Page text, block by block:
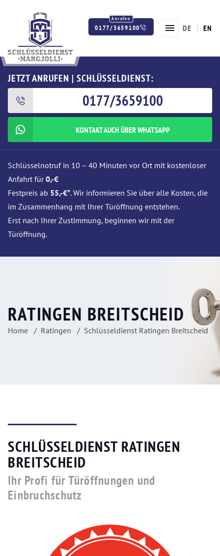
0177/3659100 DE EN
JETZT ANRUFEN | SCHLÜSSELDIENST:
0177/3659100
KONTAKT AUCH ÜBER WHATSAPP
Schlüsselnotruf in 10 – 40 Minuten vor Ort mit kostenloser
Anfahrt für0,-€
Festpreis ab 55,-€*. Wir informieren Sie über alle Kosten, die
im Zusammenhang mit Ihrer Türöffnung entstehen.
Erst nach Ihrer Zustimmung, beginnen wir mit der
Türöffnung.
RATINGEN BREITSCHEID
Home Ratingen Schlüsseldienst Ratingen Breitscheid
SCHLÜSSELDIENST RATINGEN
BREITSCHEID
Ihr Profi für Türöffnungen und
Einbruchschutz